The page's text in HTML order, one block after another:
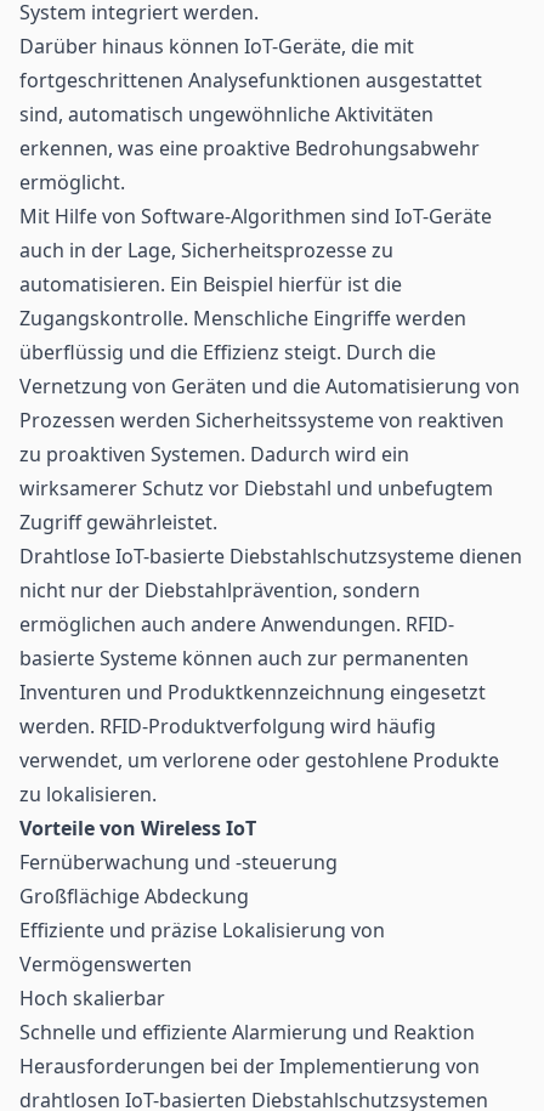
System integriert werden.
Darüber hinaus können IoT-Geräte, die mit
fortgeschrittenen Analysefunktionen ausgestattet
sind, automatisch ungewöhnliche Aktivitäten
erkennen, was eine proaktive Bedrohungsabwehr
ermöglicht.
Mit Hilfe von Software-Algorithmen sind IoT-Geräte
auch in der Lage, Sicherheitsprozesse zu
automatisieren. Ein Beispiel hierfür ist die
Zugangskontrolle. Menschliche Eingriffe werden
überflüssig und die Effizienz steigt. Durch die
Vernetzung von Geräten und die Automatisierung von
Prozessen werden Sicherheitssysteme von reaktiven
zu proaktiven Systemen. Dadurch wird ein
wirksamerer Schutz vor Diebstahl und unbefugtem
Zugriff gewährleistet.
Drahtlose IoT-basierte Diebstahlschutzsysteme dienen
nicht nur der Diebstahlprävention, sondern
ermöglichen auch andere Anwendungen. RFID-
basierte Systeme können auch zur permanenten
Inventuren und Produktkennzeichnung eingesetzt
werden. RFID-Produktverfolgung wird häufig
verwendet, um verlorene oder gestohlene Produkte
zu lokalisieren.
Vorteile von Wireless IoT
Fernüberwachung und -steuerung
Großflächige Abdeckung
Effiziente und präzise Lokalisierung von
Vermögenswerten
Hoch skalierbar
Schnelle und effiziente Alarmierung und Reaktion
Herausforderungen bei der Implementierung von
drahtlosen IoT-basierten Diebstahlschutzsystemen